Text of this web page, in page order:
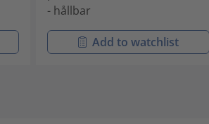
- hållbar
Add to watchlist